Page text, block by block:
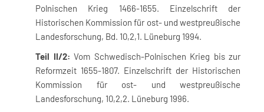
Polnischen Krieg 1466-1655. Einzelschrift der
Historischen Kommission für ost- und westpreußische
Landesforschung, Bd. 10,2,1. Lüneburg 1994.
Teil II/2: Vom Schwedisch-Polnischen Krieg bis zur
Reformzeit 1655-1807. Einzelschrift der Historischen
Kommission für ost- und westpreußische
Landesforschung, 10,2,2. Lüneburg 1996.